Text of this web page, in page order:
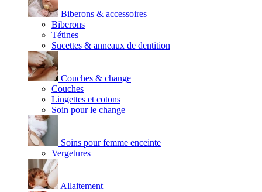
Biberons & accessoires
Biberons
Tétines
Sucettes & anneaux de dentition
Couches & change
Couches
Lingettes et cotons
Soin pour le change
Soins pour femme enceinte
Vergetures
Allaitement